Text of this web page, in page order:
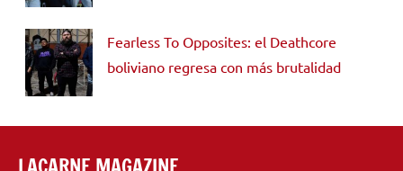
Fearless To Opposites: el Deathcore
boliviano regresa con más brutalidad